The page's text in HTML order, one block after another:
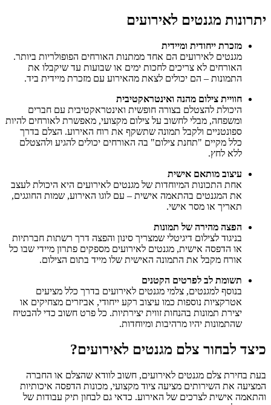
יתרונות מגנטים לאירועים
מזכרת ייחודית ומיידית
מגנטים לאירועים הם אחד ממתנות האורחים הפופולריות ביותר.
האורחים לא צריכים לחכות ימים או שבועות עד שיקבלו את
התמונות – הם יכולים לצאת מהאירוע עם מזכרת מיידית ביד.
חוויית צילום מהנה ואינטראקטיבית
היכולת להצטלם בצורה חופשית ואינטראקטיבית עם חברים
ומשפחה, מבלי לחשוב על צילום מקצועי, מאפשרת לאורחים להיות
ספונטניים ולקבל תמונה שתשקף את רוח האירוע. הצלם בדרך
כלל מקיים "תחנת צילום" בה האורחים יכולים להגיע ולהצטלם
ללא לחץ.
עיצוב מותאם אישית
אחת התכונות המיוחדות של מגנטים לאירועים היא היכולת לעצב
את המגנטים בהתאמה אישית – עם לוגו האירוע, שמות החוגגים,
תאריך או מסר אישי.
הפצה מהירה של תמונות
בניגוד לצילום דיגיטלי שמצריך סינון והפצה דרך רשתות חברתיות
או הדפסה אישית, מגנטים לאירועים מספקים פתרון מיידי שבו כל
אורח מקבל את התמונה האישית שלו מייד בתום הצילום.
תשומת לב לפרטים הקטנים
בנוסף למגנטים, צלמי מגנטים לאירועים בדרך כלל מציעים
אטרקציות נוספות כמו עיצוב רקע ייחודי, אביזרים מצחיקים או
יצירת תמונות בהנחות זווית יצירתיות. כל פרט חשוב כדי להבטיח
שהתמונות יהיו מרהיבות ומיוחדות.
כיצד לבחור צלם מגנטים לאירועים?
בעת בחירת צלם מגנטים לאירועים, חשוב לוודא שהצלם או החברה
המציעה את השירותים מציעה ציוד מקצועי, מכונות הדפסה איכותיות
והתאמה אישית לצרכים של האירוע. כדאי גם לבחון תיק עבודות של